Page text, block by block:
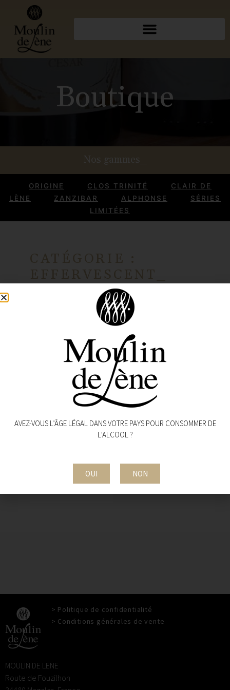
Boutique
Nos gammes_
ORIGINE CLOS TRINITÉ
CLAIR DE
LÈNE
ZANZIBAR ALPHONSE
SÉRIES
LIMITÉES
EFFERVESCENT_
108,00€
> Politique de confidentialité
> Conditions générales de vente
MOULIN DE LENE
Route de Fouzilhon
AVEZ-VOUS L’ÂGE LÉGAL DANS VOTRE PAYS POUR CONSOMMER DE
L’ALCOOL ?
OUI NON